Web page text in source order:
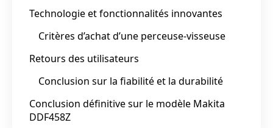
Technologie et fonctionnalités innovantes
Critères d’achat d’une perceuse-visseuse
Retours des utilisateurs
Conclusion sur la fiabilité et la durabilité
Conclusion définitive sur le modèle Makita
DDF458Z